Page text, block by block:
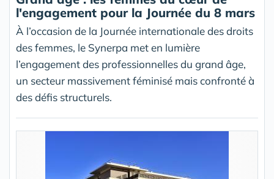
l'engagement pour la Journée du 8 mars
À l’occasion de la Journée internationale des droits
des femmes, le Synerpa met en lumière
l’engagement des professionnelles du grand âge,
un secteur massivement féminisé mais confronté à
des défis structurels.